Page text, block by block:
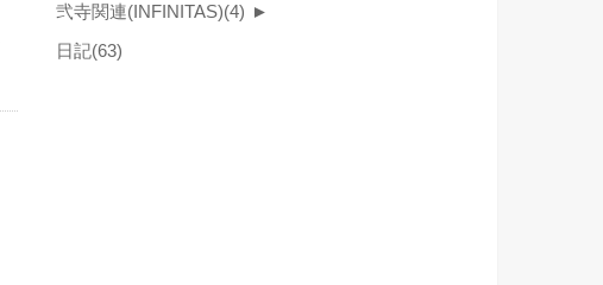
弐寺関連(INFINITAS)(4) ►
日記(63)